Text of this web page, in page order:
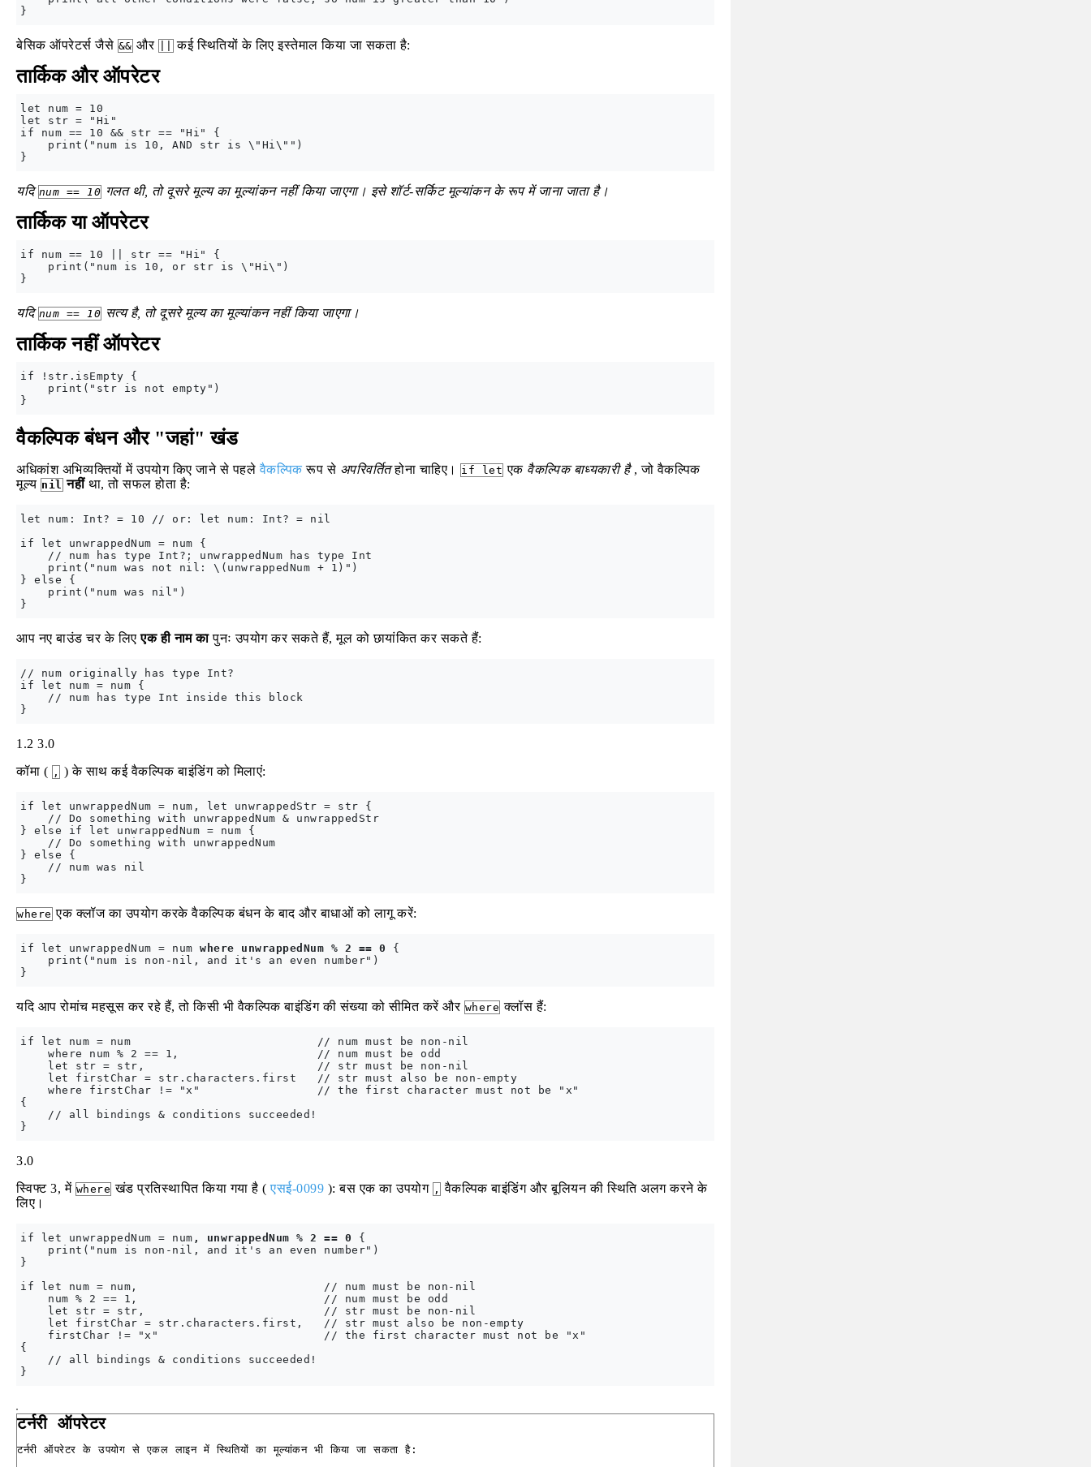
बेसिक ऑपरेटर्स जैसे && और कई स्थितियों के लिए इस्तेमाल किया जा सकता है:
तार्किक और ऑपरेटर
let num = 10
let str = "Hi"
if num == 10 && str == "Hi" {
    print("num is 10, AND str is \"Hi\"")
यदि num == 10 गलत थी, तो दूसरे मूल्य का मूल्यांकन नहीं किया जाएगा। इसे शॉर्ट-सर्किट मूल्यांकन के रूप में जाना जाता है।
तार्किक या ऑपरेटर
if num == 10 || str == "Hi" {
    print("num is 10, or str is \"Hi\")
यदि num == 10 सत्य है, तो दूसरे मूल्य का मूल्यांकन नहीं किया जाएगा।
तार्किक नहीं ऑपरेटर
if !str.isEmpty {
    print("str is not empty")
वैकल्पिक बंधन और "जहां" खंड
अधिकांश अभिव्यक्तियों में उपयोग किए जाने से पहलेवैकल्पिक रूप से अपरिवर्तितहोना चाहिए। if let एक वैकल्पिक बाध्यकारी है, जो वैकल्पिक
मूल्य nil नहींथा, तो सफल होता है:
let num: Int? = 10 // or: let num: Int? = nil
if let unwrappedNum = num {
    // num has type Int?; unwrappedNum has type Int
    print("num was not nil: \(unwrappedNum + 1)")
} else {
    print("num was nil")
आप नए बाउंड चर के लिएएक ही नाम कापुनः उपयोग कर सकते हैं, मूल को छायांकित कर सकते हैं:
// num originally has type Int?
if let num = num {
    // num has type Int inside this block
1.2 3.0
कॉमा ( , ) के साथ कई वैकल्पिक बाइंडिंग को मिलाएं:
if let unwrappedNum = num, let unwrappedStr = str {
    // Do something with unwrappedNum & unwrappedStr
} else if let unwrappedNum = num {
    // Do something with unwrappedNum
} else {
    // num was nil
where एक क्लॉज का उपयोग करके वैकल्पिक बंधन के बाद और बाधाओं को लागू करें:
if let unwrappedNum = num where unwrappedNum % 2 == 0 {
    print("num is non-nil, and it's an even number")
}
यदि आप रोमांच महसूस कर रहे हैं, तो किसी भी वैकल्पिक बाइंडिंग की संख्या को सीमित करें और where क्लॉस हैं:
if let num = num                           // num must be non-nil
    where num % 2 == 1,                    // num must be odd
    let str = str,                         // str must be non-nil
    let firstChar = str.characters.first   // str must also be non-empty
    where firstChar != "x"                 // the first character must not be "x"
{
    // all bindings & conditions succeeded!
3.0
स्विफ्ट 3, में where खंड प्रतिस्थापित किया गया है (एसई-0099 ): बस एक का उपयोग , वैकल्पिक बाइंडिंग और बूलियन की स्थिति अलग करने के
लिए।
if let unwrappedNum = num , unwrappedNum % 2 == 0 {
    print("num is non-nil, and it's an even number")
}
if let num = num,                           // num must be non-nil
    num % 2 == 1,                           // num must be odd
    let str = str,                          // str must be non-nil
    let firstChar = str.characters.first,   // str must also be non-empty
    firstChar != "x"                        // the first character must not be "x"
{
    // all bindings & conditions succeeded!
}
टर्नरी ऑपरेटर
टर्नरी ऑपरेटर के उपयोग से एकल लाइन में स्थितियों का मूल्यांकन भी किया जा सकता है: